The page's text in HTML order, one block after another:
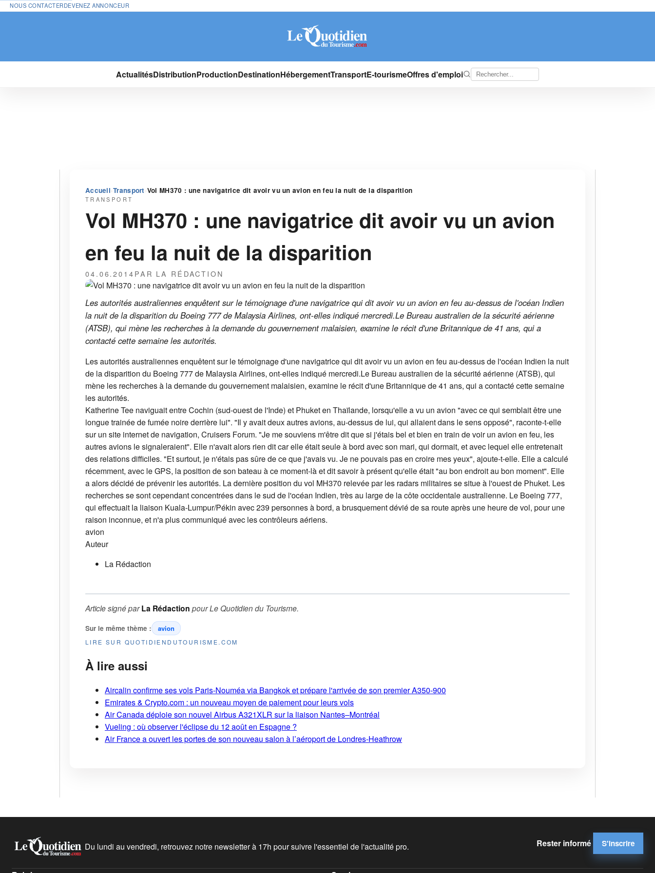
NOUS CONTACTERDEVENEZ ANNONCEUR
ActualitésDistributionProductionDestinationHébergementTransportE-tourismeOffres d'emploi
Accueil›Transport ›Vol MH370 : une navigatrice dit avoir vu un avion en feu la nuit de la disparition
TRANSPORT
Vol MH370 : une navigatrice dit avoir vu un avion
en feu la nuit de la disparition
04.06.2014PAR LA RÉDACTION
Les autorités australiennes enquêtent sur le témoignage d'une navigatrice qui dit avoir vu un avion en feu au-dessus de l'océan Indien
la nuit de la disparition du Boeing 777 de Malaysia Airlines, ont-elles indiqué mercredi.Le Bureau australien de la sécurité aérienne
(ATSB), qui mène les recherches à la demande du gouvernement malaisien, examine le récit d'une Britannique de 41 ans, qui a
contacté cette semaine les autorités.
Les autorités australiennes enquêtent sur le témoignage d'une navigatrice qui dit avoir vu un avion en feu au-dessus de l'océan Indien la nuit
de la disparition du Boeing 777 de Malaysia Airlines, ont-elles indiqué mercredi.Le Bureau australien de la sécurité aérienne (ATSB), qui
mène les recherches à la demande du gouvernement malaisien, examine le récit d'une Britannique de 41 ans, qui a contacté cette semaine
les autorités.
Katherine Tee naviguait entre Cochin (sud-ouest de l'Inde) et Phuket en Thaïlande, lorsqu'elle a vu un avion "avec ce qui semblait être une
longue trainée de fumée noire derrière lui". "Il y avait deux autres avions, au-dessus de lui, qui allaient dans le sens opposé", raconte-t-elle
sur un site internet de navigation, Cruisers Forum. "Je me souviens m'être dit que si j'étais bel et bien en train de voir un avion en feu, les
autres avions le signaleraient". Elle n'avait alors rien dit car elle était seule à bord avec son mari, qui dormait, et avec lequel elle entretenait
des relations difficiles. "Et surtout, je n'étais pas sûre de ce que j'avais vu. Je ne pouvais pas en croire mes yeux", ajoute-t-elle. Elle a calculé
récemment, avec le GPS, la position de son bateau à ce moment-là et dit savoir à présent qu'elle était "au bon endroit au bon moment". Elle
a alors décidé de prévenir les autorités. La dernière position du vol MH370 relevée par les radars militaires se situe à l'ouest de Phuket. Les
recherches se sont cependant concentrées dans le sud de l'océan Indien, très au large de la côte occidentale australienne. Le Boeing 777,
qui effectuait la liaison Kuala-Lumpur/Pékin avec 239 personnes à bord, a brusquement dévié de sa route après une heure de vol, pour une
raison inconnue, et n'a plus communiqué avec les contrôleurs aériens.
avion
Auteur
La Rédaction
Article signé parLa Rédaction pourLe Quotidien du Tourisme.
Sur le même thème : avion
LIRE SUR QUOTIDIENDUTOURISME.COM
À lire aussi
Aircalin confirme ses vols Paris-Nouméa via Bangkok et prépare l'arrivée de son premier A350-900
Emirates & Crypto.com : un nouveau moyen de paiement pour leurs vols
Air Canada déploie son nouvel Airbus A321XLR sur la liaison Nantes–Montréal
Vueling : où observer l'éclipse du 12 août en Espagne ?
Air France a ouvert les portes de son nouveau salon à l’aéroport de Londres-Heathrow
Du lundi au vendredi, retrouvez notre newsletter à 17h pour suivre l'essentiel de l'actualité pro. Rester informé S'inscrire